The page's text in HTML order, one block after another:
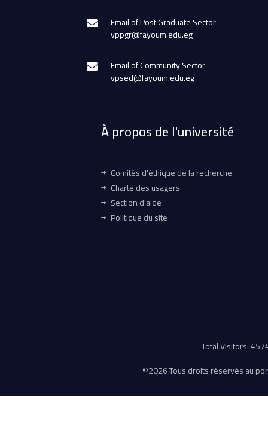
Email of Post Graduate Sector
vppgr@fayoum.edu.eg
Email of Community Sector
vpsed@fayoum.edu.eg
À propos de l'université
Comités d'éthique de la recherche
Charte des usagers
Section d'aide
Politique du site
Total Visitors:
©2026 Tous droits réservés au